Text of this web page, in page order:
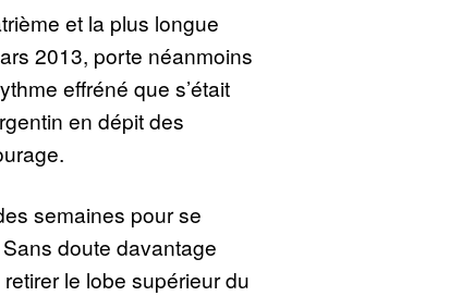
et la plus longue
2013, porte néanmoins
effréné que s’était
en dépit des
semaines pour se
doute davantage
le lobe supérieur du